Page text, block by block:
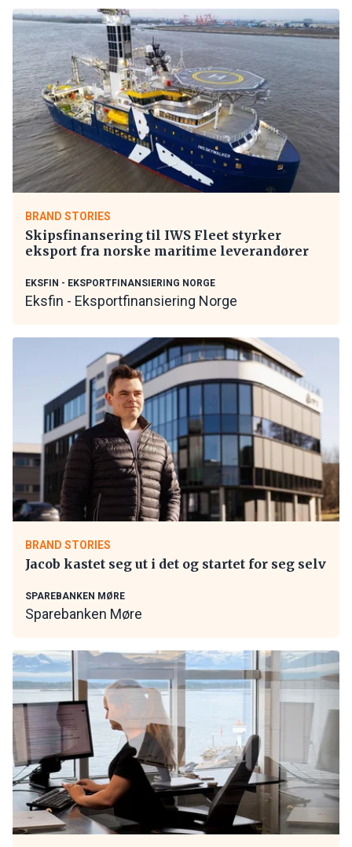
BRAND STORIES
Skipsfinansering til IWS Fleet styrker
eksport fra norske maritime leverandører
EKSFIN - EKSPORTFINANSIERING NORGE
Eksfin - Eksportfinansiering Norge
BRAND STORIES
Jacob kastet seg ut i det og startet for seg selv
SPAREBANKEN MØRE
Sparebanken Møre